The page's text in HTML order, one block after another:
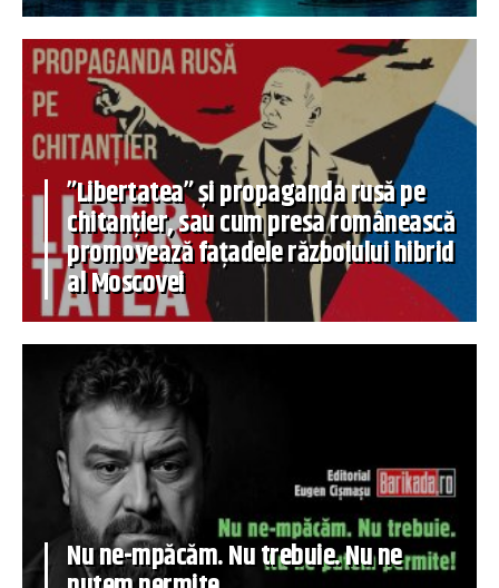
”Libertatea” și propaganda rusă pe
chitanțier, sau cum presa românească
promovează fațadele războiului hibrid
al Moscovei
Nu ne-mpăcăm. Nu trebuie. Nu ne